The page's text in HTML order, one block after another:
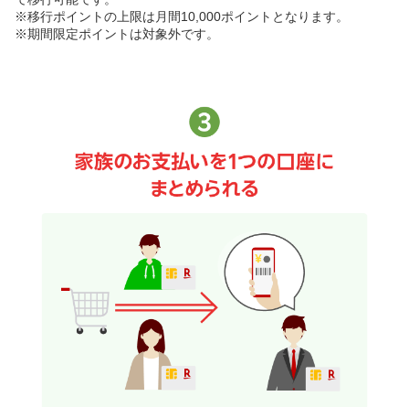
※移行ポイントの上限は月間10,000ポイントとなります。
※期間限定ポイントは対象外です。